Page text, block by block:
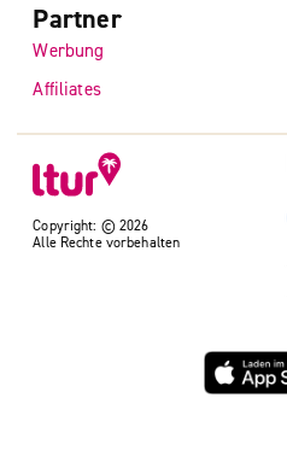
Copyright: © 2026
Alle Rechte vorbehalten
Partner
Werbung
Affiliates